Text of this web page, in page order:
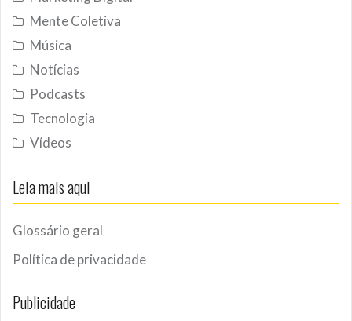
Mente Coletiva
Música
Notícias
Podcasts
Tecnologia
Vídeos
Leia mais aqui
Glossário geral
Política de privacidade
Publicidade